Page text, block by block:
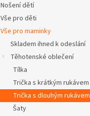
Nošení dětí
Vše pro děti
Vše pro maminky
Skladem ihned k odeslání
Těhotenské oblečení
Tílka
Trička s krátkým rukávem
Trička s dlouhým rukávem
Šaty